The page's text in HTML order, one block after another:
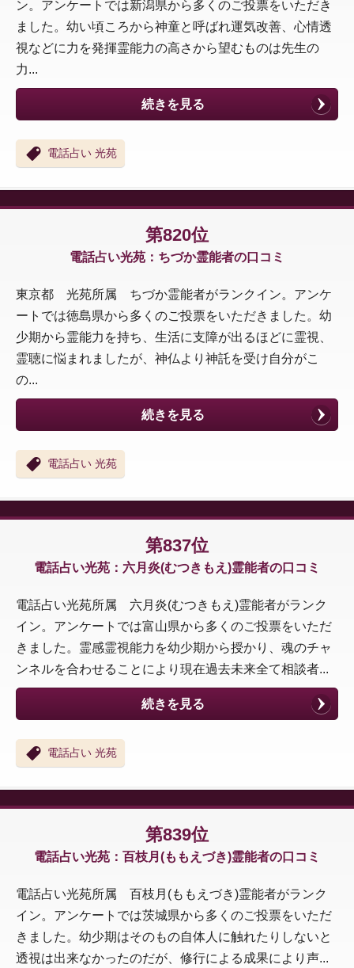
ン。アンケートでは新潟県から多くのご投票をいただき
ました。幼い頃ころから神童と呼ばれ運気改善、心情透
視などに力を発揮霊能力の高さから望むものは先生の
力...
続きを見る
電話占い 光苑
第820位
電話占い光苑：ちづか霊能者の口コミ
東京都 光苑所属 ちづか霊能者がランクイン。アンケ
ートでは徳島県から多くのご投票をいただきました。幼
少期から霊能力を持ち、生活に支障が出るほどに霊視、
霊聴に悩まれましたが、神仏より神託を受け自分がこ
の...
続きを見る
電話占い 光苑
第837位
電話占い光苑：六月炎(むつきもえ)霊能者の口コミ
電話占い光苑所属 六月炎(むつきもえ)霊能者がランク
イン。アンケートでは富山県から多くのご投票をいただ
きました。霊感霊視能力を幼少期から授かり、魂のチャ
ンネルを合わせることにより現在過去未来全て相談者...
続きを見る
電話占い 光苑
第839位
電話占い光苑：百枝月(ももえづき)霊能者の口コミ
電話占い光苑所属 百枝月(ももえづき)霊能者がランク
イン。アンケートでは茨城県から多くのご投票をいただ
きました。幼少期はそのもの自体人に触れたりしないと
透視は出来なかったのだが、修行による成果により声...